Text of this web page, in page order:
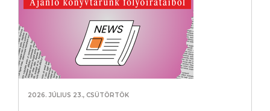
2026. JÚLIUS 23., CSÜTÖRTÖK